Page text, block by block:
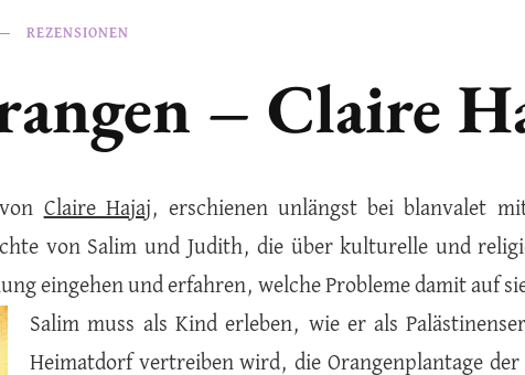
REZENSIONEN
– Claire
Claire Hajaj , erschienen unlängst bei blanvalet
von Salim und Judith, die über kulturelle und
eingehen und erfahren, welche Probleme damit auf
Salim muss als Kind erleben, wie er als
Heimatdorf vertreiben wird, die Orangenplantage